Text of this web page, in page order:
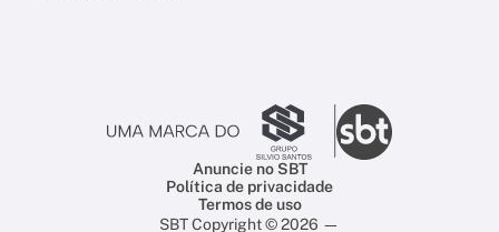
Anuncie no SBT
Política de privacidade
Termos de uso
SBT Copyright © 2026 —